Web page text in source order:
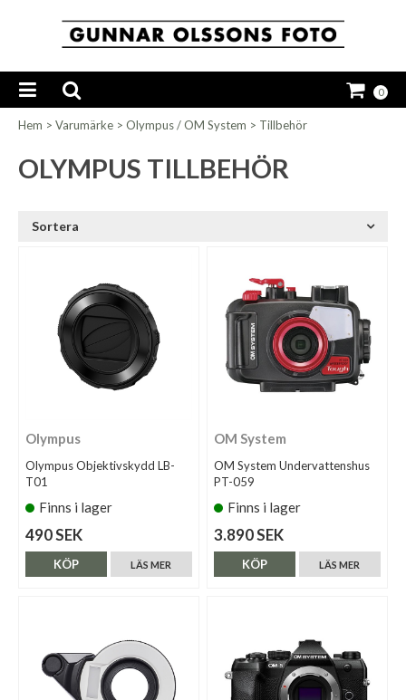
0
Hem > Varumärke > Olympus / OM System > Tillbehör
OLYMPUS TILLBEHÖR
Sortera
Olympus
Olympus Objektivskydd LB-
T01
Finns i lager
490 SEK
LÄS MER
KÖP
OM System
OM System Undervattenshus
PT-059
Finns i lager
3.890 SEK
LÄS MER
KÖP